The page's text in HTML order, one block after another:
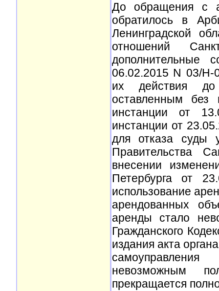
До обращения с
обратилось в
Ленинградской
отношений
дополнительные
06.02.2015 N 03/Н-
их действия
оставленным без
инстанции от
инстанции от
для отказа суды
Правительства
внесении
Петербурга от
использование
арендованных
аренды стало
Гражданского
издания акта
самоуправления
невозможным
прекращается